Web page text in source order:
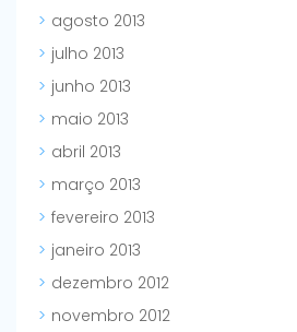
agosto 2013
julho 2013
junho 2013
maio 2013
abril 2013
março 2013
fevereiro 2013
janeiro 2013
dezembro 2012
novembro 2012